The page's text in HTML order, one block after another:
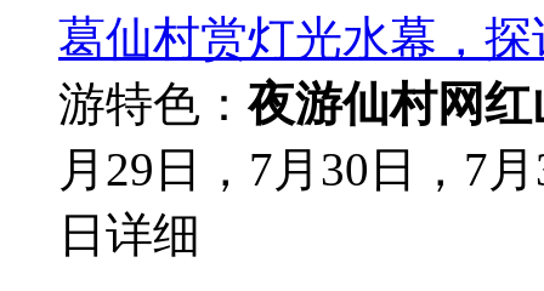
葛仙村赏灯光水幕，
游特色：夜游仙村网红
月29日，7月30日，7
日 详细